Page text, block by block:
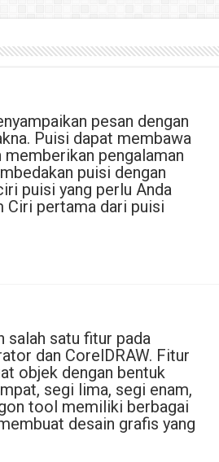
pesan dengan
Puisi dapat membawa
memberikan pengalaman
puisi dengan
puisi yang perlu Anda
Ciri pertama dari puisi
salah satu fitur pada
dan CorelDRAW. Fitur
objek dengan bentuk
segi lima, segi enam,
tool memiliki berbagai
desain grafis yang